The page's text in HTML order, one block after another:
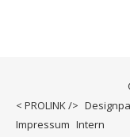
< PROLINK />
Impressum Intern